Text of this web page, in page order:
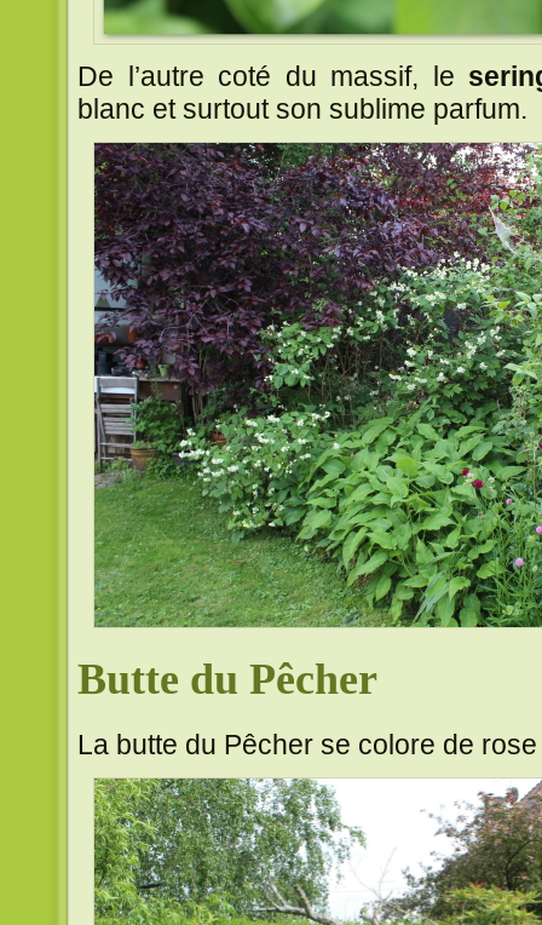
De l’autre coté du massif, le
blanc et surtout son sublime parfum.
Butte du Pêcher
La butte du Pêcher se colore de